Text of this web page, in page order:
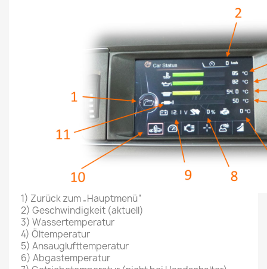
1) Zurück zum „Hauptmenü“
2) Geschwindigkeit (aktuell)
3) Wassertemperatur
4) Öltemperatur
5) Ansauglufttemperatur
6) Abgastemperatur